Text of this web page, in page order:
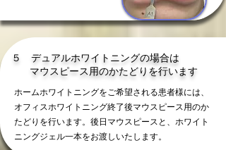
５ デュアルホワイトニングの場合は
​ マウスピース用のかたどりを行います
ホームホワイトニングをご希望される患者様には、
オフィスホワイトニング終了後マウスピース用のか
たどりを行います。後日マウスピースと、ホワイト
ニングジェル一本をお渡しいたします。